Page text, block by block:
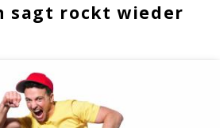
sagt rockt wieder